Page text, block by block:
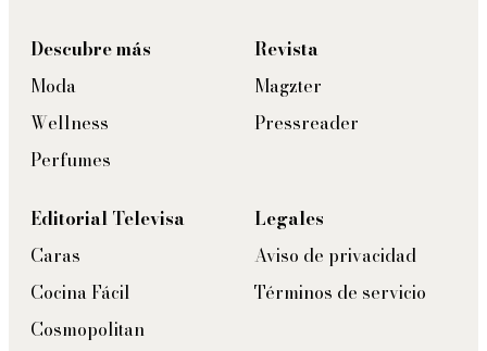
Descubre más
Moda
Wellness
Perfumes
Revista
Magzter
Pressreader
Editorial Televisa
Caras
Cocina Fácil
Cosmopolitan
Legales
Aviso de privacidad
Términos de servicio